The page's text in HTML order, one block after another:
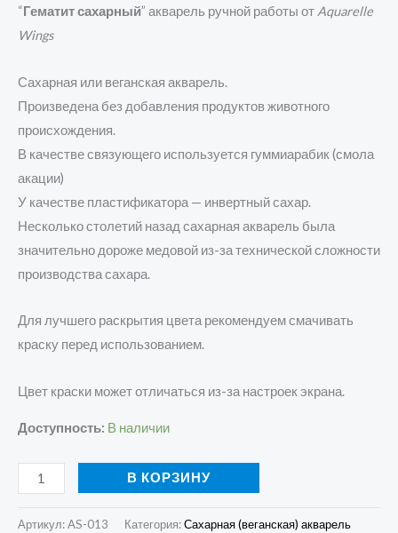
“Гематит сахарный” акварель ручной работы от Aquarelle
Wings
Сахарная или веганская акварель.
Произведена без добавления продуктов животного
происхождения.
В качестве связующего используется гуммиарабик (смола
акации)
У качестве пластификатора — инвертный сахар.
Несколько столетий назад сахарная акварель была
значительно дороже медовой из-за технической сложности
производства сахара.
Для лучшего раскрытия цвета рекомендуем смачивать
краску перед использованием.
Цвет краски может отличаться из-за настроек экрана.
Доступность: В наличии
В КОРЗИНУ
Артикул:AS-013 Категория:Сахарная (веганская) акварель